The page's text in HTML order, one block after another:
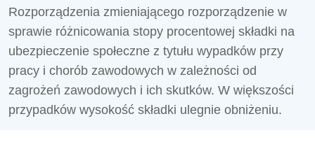
Rozporządzenia zmieniającego rozporządzenie w
sprawie różnicowania stopy procentowej składki na
ubezpieczenie społeczne z tytułu wypadków przy
pracy i chorób zawodowych w zależności od
zagrożeń zawodowych i ich skutków. W większości
przypadków wysokość składki ulegnie obniżeniu.